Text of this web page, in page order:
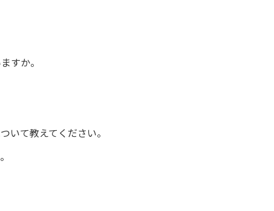
すか。
いて教えてください。